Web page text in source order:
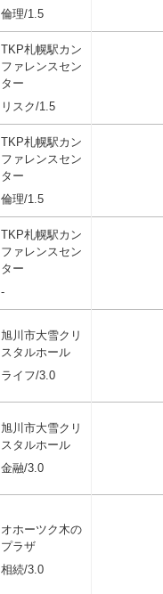
倫理/1.5
TKP札幌駅カン
ファレンスセン
ター
リスク/1.5
TKP札幌駅カン
ファレンスセン
ター
倫理/1.5
TKP札幌駅カン
ファレンスセン
ター
-
旭川市大雪クリ
スタルホール
ライフ/3.0
旭川市大雪クリ
スタルホール
金融/3.0
オホーツク木の
プラザ
相続/3.0